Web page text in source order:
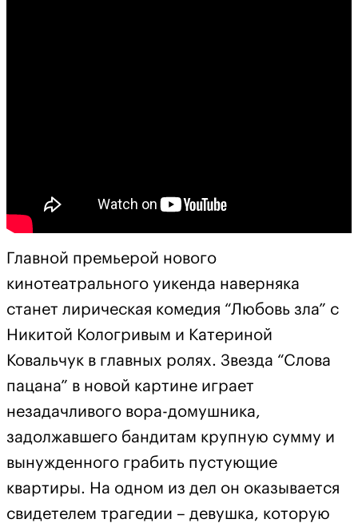
Главной премьерой нового
кинотеатрального уикенда наверняка
станет лирическая комедия “Любовь зла” с
Никитой Кологривым и Катериной
Ковальчук в главных ролях. Звезда “Слова
пацана” в новой картине играет
незадачливого вора-домушника,
задолжавшего бандитам крупную сумму и
вынужденного грабить пустующие
квартиры. На одном из дел он оказывается
свидетелем трагедии – девушка, которую